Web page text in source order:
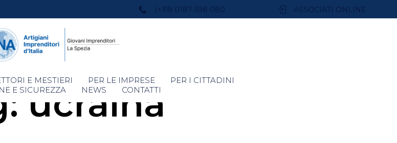
(+39) 0187 598 080 ASSOCIATI ONLINE
Skip
to
E MESTIERI PER LE IMPRESE
PER I CITTADINI
E SICUREZZA
NEWS CONTATTI
ucraina